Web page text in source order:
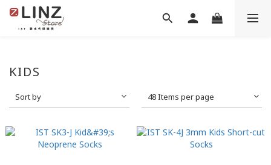
KIDS
Sort by 48 Items per page